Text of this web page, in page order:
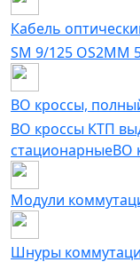
Кабель
SM 9/125 OS2MM
ВО кроссы,
ВО кроссы КТП
стационарныеВО
Модули
Шнуры